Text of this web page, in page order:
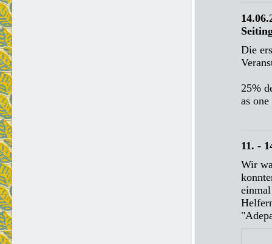
Die
25%
as
11. -
Wir